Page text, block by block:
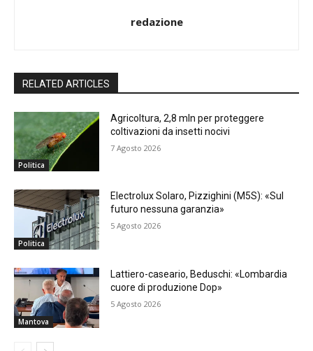
redazione
RELATED ARTICLES
Politica
Agricoltura, 2,8 mln per proteggere
coltivazioni da insetti nocivi
7 Agosto 2026
Politica
Electrolux Solaro, Pizzighini (M5S): «Sul
futuro nessuna garanzia»
5 Agosto 2026
Mantova
Lattiero-caseario, Beduschi: «Lombardia
cuore di produzione Dop»
5 Agosto 2026